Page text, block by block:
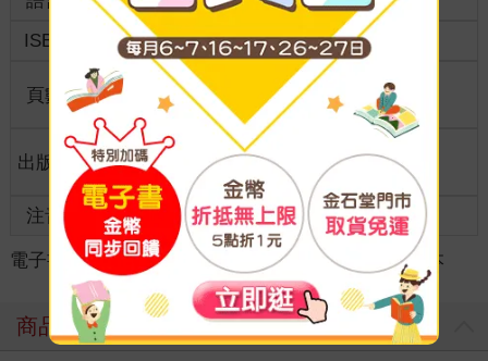
ISBN
9786267824030 分級 普通級
頁數 36
商品規
格
21*26.5*0.00
出版地 台灣
適讀年
齡
全齡適讀
注音 有注音 級別
電子書 ＞ 童書/青少年 ＞ 繪本 SDGs主題繪本
商品評價